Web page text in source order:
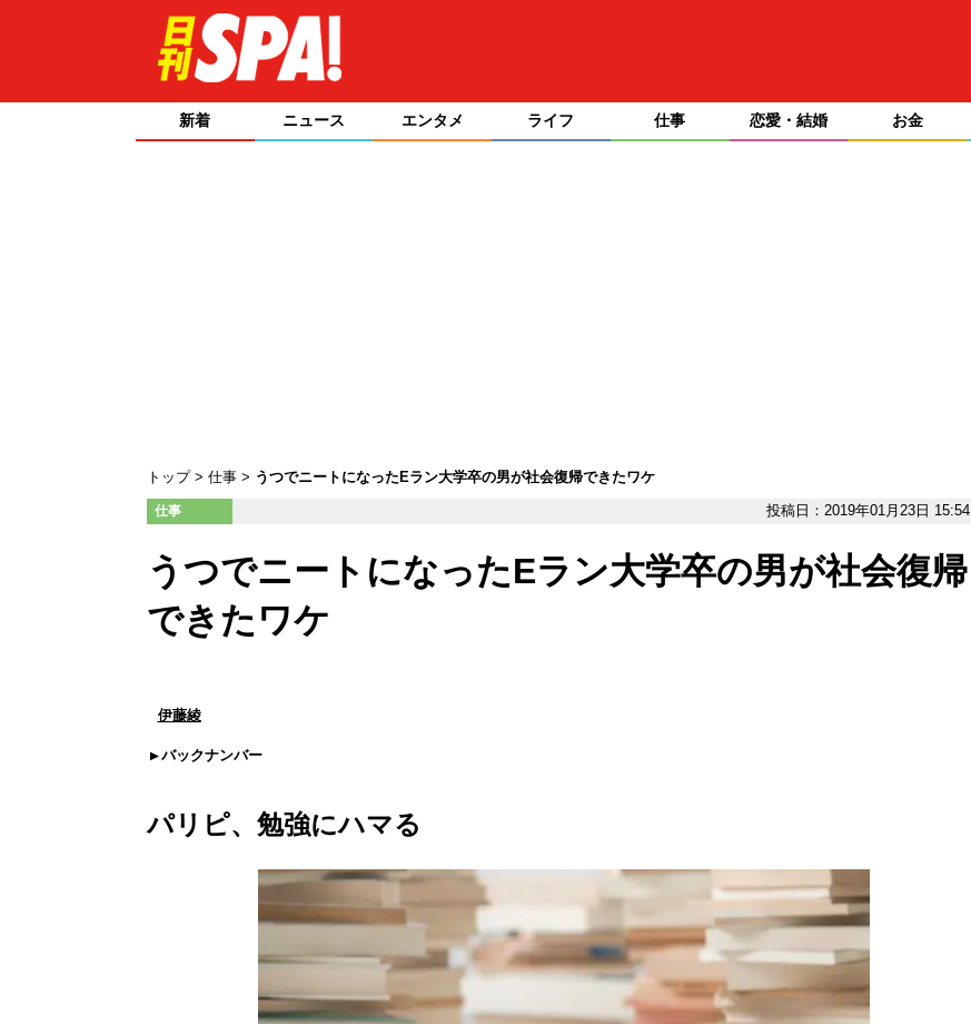
新着 ニュース エンタメ ライフ 仕事 恋愛・結婚 お金
トップ 仕事 うつでニートになったEラン大学卒の男が社会復帰できたワケ
仕事 投稿日：2019年01月23日 15:54
うつでニートになったEラン大学卒の男が社会復帰
できたワケ
伊藤綾
バックナンバー
パリピ、勉強にハマる